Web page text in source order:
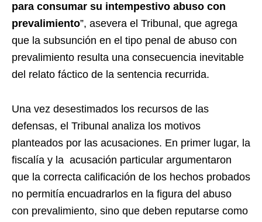
para consumar su intempestivo abuso con
prevalimiento”, asevera el Tribunal, que agrega
que la subsunción en el tipo penal de abuso con
prevalimiento resulta una consecuencia inevitable
del relato fáctico de la sentencia recurrida.
Una vez desestimados los recursos de las
defensas, el Tribunal analiza los motivos
planteados por las acusaciones. En primer lugar, la
fiscalía y la acusación particular argumentaron
que la correcta calificación de los hechos probados
no permitía encuadrarlos en la figura del abuso
con prevalimiento, sino que deben reputarse como